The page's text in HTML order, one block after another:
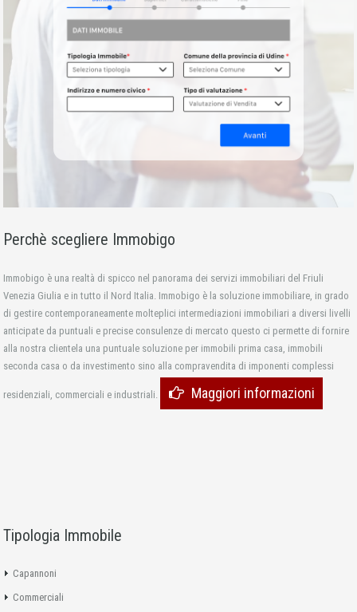
Perchè scegliere Immobigo
Immobigo è una realtà di spicco nel panorama dei servizi immobiliari del Friuli
Venezia Giulia e in tutto il Nord Italia. Immobigo è la soluzione immobiliare, in grado
di gestire contemporaneamente molteplici intermediazioni immobiliari a diversi livelli
anticipate da puntuali e precise consulenze di mercato questo ci permette di fornire
alla nostra clientela una puntuale soluzione per immobili prima casa, immobili
seconda casa o da investimento sino alla compravendita di imponenti complessi
residenziali, commerciali e industriali. Maggiori informazioni
Tipologia Immobile
Capannoni
Commerciali